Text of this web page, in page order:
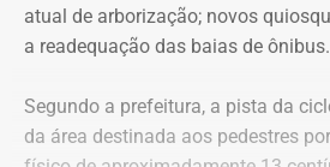
Machado de Assis, passeiam por
fantasmas, um caminho delimitado
atual de arborização; novos
a readequação das baias de ônibus.
Segundo a prefeitura, a pista da
da área destinada aos pedestres